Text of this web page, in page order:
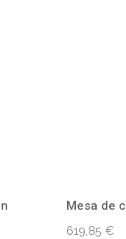
Mesa de
619,85 €